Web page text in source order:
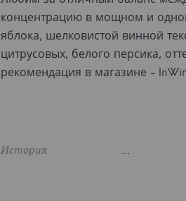
концентрацию в мощном и
яблока, шелковистой винной
цитрусовых, белого персика,
рекомендация в магазине -
История ...